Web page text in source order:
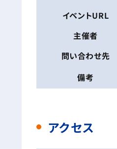
イベントURL
主催者
問い合わせ先
備考
アクセス